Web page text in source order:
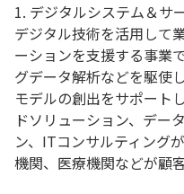
1. デジタルシステム＆サ
デジタル技術を活用して
ーションを支援する事業
グデータ解析などを駆使
モデルの創出をサポート
ドソリューション、デー
ン、ITコンサルティング
機関、医療機関などが顧客